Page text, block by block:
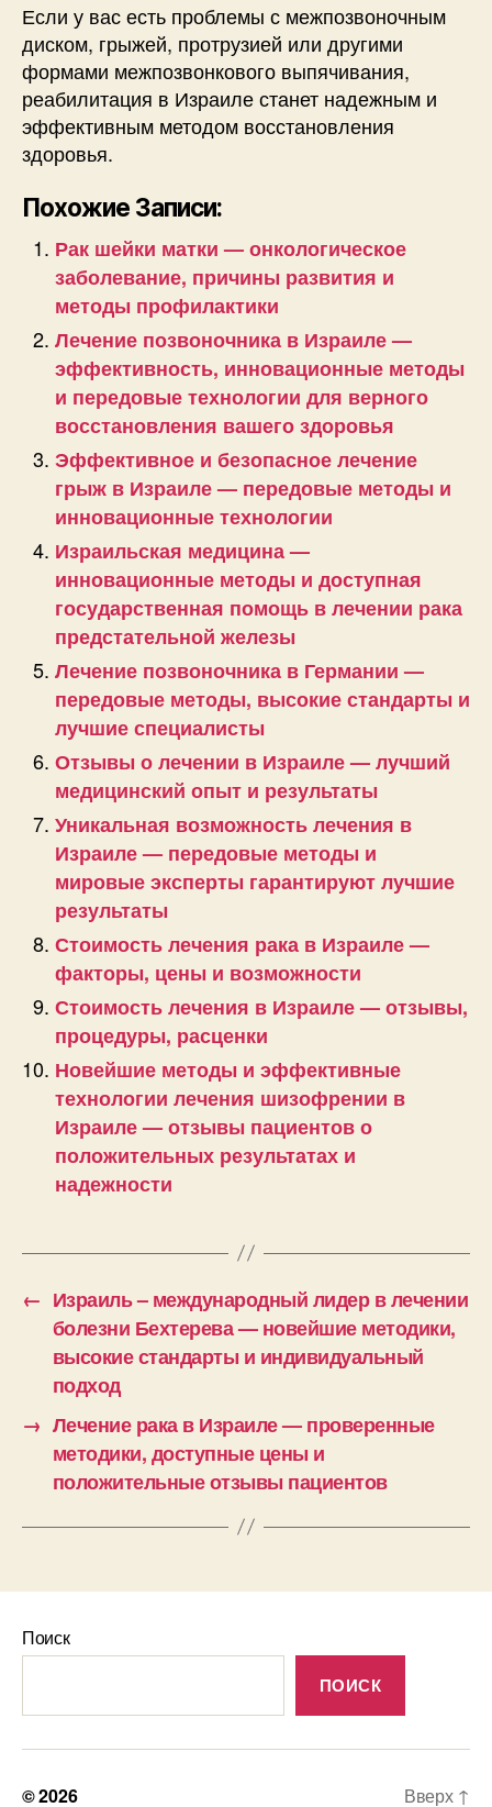
Если у вас есть проблемы с межпозвоночным
диском, грыжей, протрузией или другими
формами межпозвонкового выпячивания,
реабилитация в Израиле станет надежным и
эффективным методом восстановления
здоровья.
Похожие Записи:
Рак шейки матки — онкологическое
заболевание, причины развития и
методы профилактики
Лечение позвоночника в Израиле —
эффективность, инновационные методы
и передовые технологии для верного
восстановления вашего здоровья
Эффективное и безопасное лечение
грыж в Израиле — передовые методы и
инновационные технологии
Израильская медицина —
инновационные методы и доступная
государственная помощь в лечении рака
предстательной железы
Лечение позвоночника в Германии —
передовые методы, высокие стандарты и
лучшие специалисты
Отзывы о лечении в Израиле — лучший
медицинский опыт и результаты
Уникальная возможность лечения в
Израиле — передовые методы и
мировые эксперты гарантируют лучшие
результаты
Стоимость лечения рака в Израиле —
факторы, цены и возможности
Стоимость лечения в Израиле — отзывы,
процедуры, расценки
Новейшие методы и эффективные
технологии лечения шизофрении в
Израиле — отзывы пациентов о
положительных результатах и
надежности
← Израиль – международный лидер в лечении
болезни Бехтерева — новейшие методики,
высокие стандарты и индивидуальный
подход
→ Лечение рака в Израиле — проверенные
методики, доступные цены и
положительные отзывы пациентов
Поиск
ПОИСК
© 2026 Вверх ↑